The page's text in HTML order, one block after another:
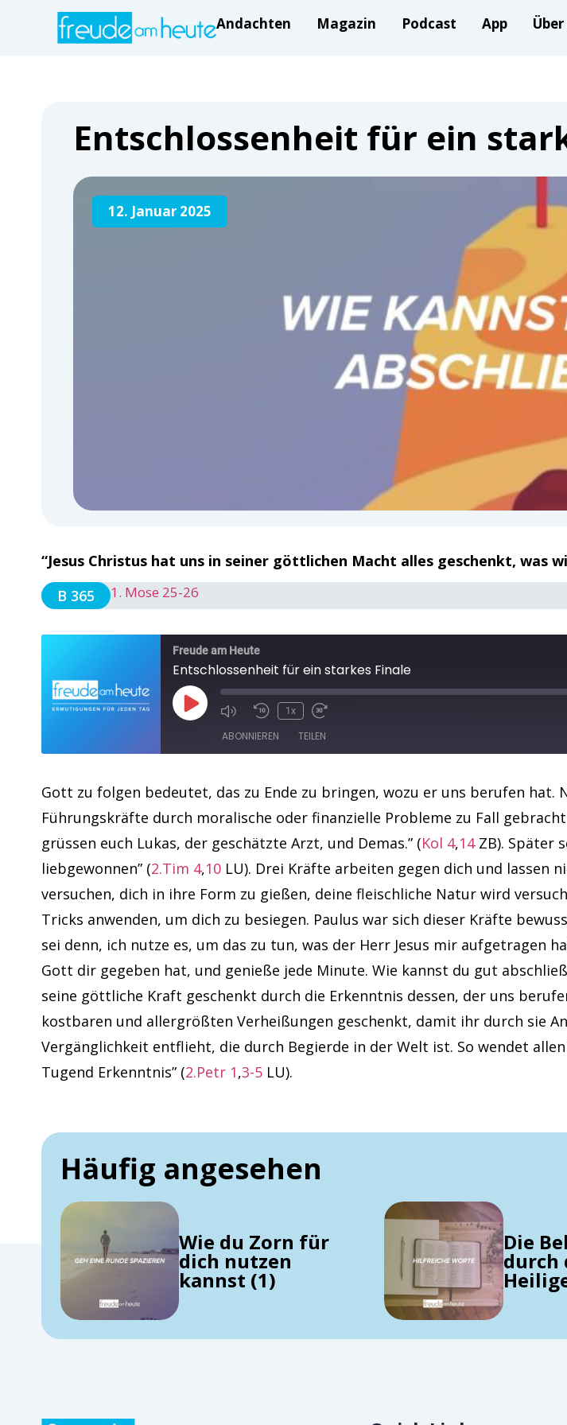
Andachten Magazin Podcast App
Entschlossenheit für ein
12. Januar 2025
“Jesus Christus hat uns in seiner göttlichen Macht alles geschenkt, was
B 365
1. Mose 25-26
Freude am Heute
Entschlossenheit für ein starkes Finale
1x
ABONNIEREN TEILEN
Apple Podcasts
RSS FEED
TEILEN
LINK
EMBED
Gott zu folgen bedeutet, das zu Ende zu bringen, wozu er uns berufen
Führungskräfte durch moralische oder finanzielle Probleme zu Fall
grüssen euch Lukas, der geschätzte Arzt, und Demas.” (Kol 4,14ZB). Später
liebgewonnen” (2.Tim 4,10 LU). Drei Kräfte arbeiten gegen dich und lassen
versuchen, dich in ihre Form zu gießen, deine fleischliche Natur wird
Tricks anwenden, um dich zu besiegen. Paulus war sich dieser Kräfte
sei denn, ich nutze es, um das zu tun, was der Herr Jesus mir aufgetragen
Gott dir gegeben hat, und genieße jede Minute. Wie kannst du gut
seine göttliche Kraft geschenkt durch die Erkenntnis dessen, der uns
kostbaren und allergrößten Verheißungen geschenkt, damit ihr durch sie
Vergänglichkeit entflieht, die durch Begierde in der Welt ist. So wendet
Tugend Erkenntnis” (2.Petr 1,3-5 LU).
Häufig angesehen
Wie du Zorn für
dich nutzen
kannst (1)
Die
durch